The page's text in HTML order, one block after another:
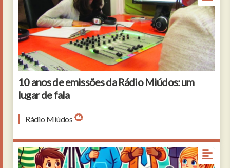
10 anos de emissões da Rádio Miúdos: um
lugar de fala
Rádio Miúdos